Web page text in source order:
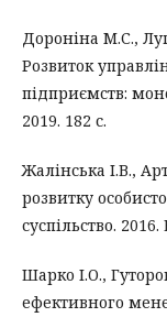
Дороніна М.С.,
Розвиток
підприємств:
2019. 182 с.
Жалінська І.В.,
розвитку
суспільство.
Шарко І.О.,
ефективного